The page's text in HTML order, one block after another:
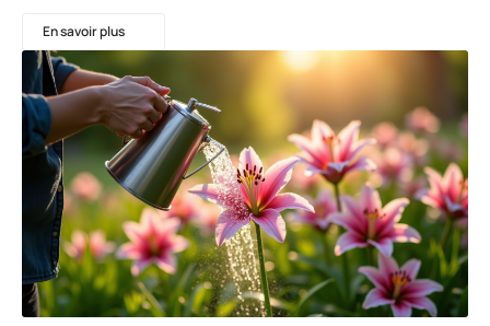
En savoir plus